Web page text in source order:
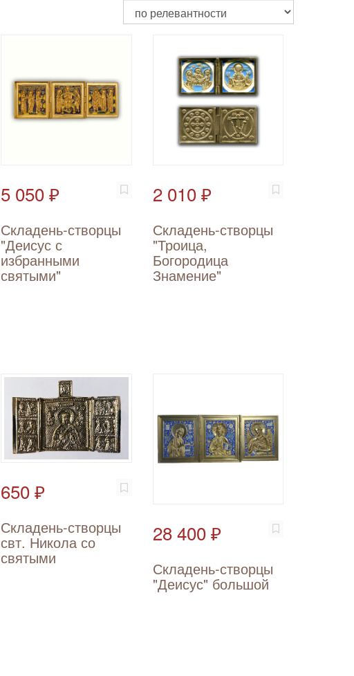
5 050 ₽
Складень-створцы
"Деисус с
избранными
святыми"
2 010 ₽
Складень-створцы
"Троица,
Богородица
Знамение"
650 ₽
Складень-створцы
свт. Никола со
святыми
28 400 ₽
Складень-створцы
"Деисус" большой